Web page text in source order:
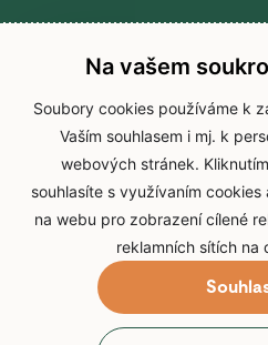
© 2026
Na vašem
Soubory cookies používáme k
Vaším souhlasem i mj. k
webových stránek.
souhlasíte s využívaním
na webu pro zobrazení cílené
reklamních sítích na